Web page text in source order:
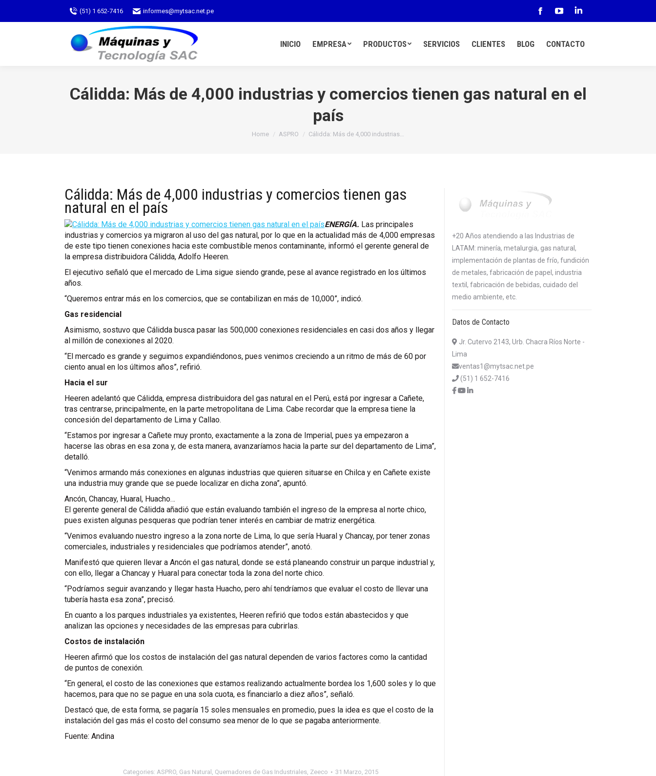
(51) 1 652-7416 informes@mytsac.net.pe
new
new
INICIO EMPRESA PRODUCTOS SERVICIOS CLIENTES BLOG CONTACTO
Cálidda: Más de 4,000 industrias y comercios tienen gas natural en el
país
You are here:
Home ASPRO Cálidda: Más de 4,000 industrias…
Cálidda: Más de 4,000 industrias y comercios tienen gas
natural en el país
ENERGÍA. Las principales
industrias y comercios ya migraron al uso del gas natural, por lo que en la actualidad más de 4,000 empresas
de este tipo tienen conexiones hacia este combustible menos contaminante, informó el gerente general de
la empresa distribuidora Cálidda, Adolfo Heeren.
El ejecutivo señaló que el mercado de Lima sigue siendo grande, pese al avance registrado en los últimos
años.
“Queremos entrar más en los comercios, que se contabilizan en más de 10,000”, indicó.
Gas residencial
Asimismo, sostuvo que Cálidda busca pasar las 500,000 conexiones residenciales en casi dos años y llegar
al millón de conexiones al 2020.
“El mercado es grande y seguimos expandiéndonos, pues venimos creciendo a un ritmo de más de 60 por
ciento anual en los últimos años”, refirió.
Hacia el sur
Heeren adelantó que Cálidda, empresa distribuidora del gas natural en el Perú, está por ingresar a Cañete,
tras centrarse, principalmente, en la parte metropolitana de Lima. Cabe recordar que la empresa tiene la
concesión del departamento de Lima y Callao.
“Estamos por ingresar a Cañete muy pronto, exactamente a la zona de Imperial, pues ya empezaron a
hacerse las obras en esa zona y, de esta manera, avanzaríamos hacia la parte sur del departamento de Lima”,
detalló.
“Venimos armando más conexiones en algunas industrias que quieren situarse en Chilca y en Cañete existe
una industria muy grande que se puede localizar en dicha zona”, apuntó.
Ancón, Chancay, Huaral, Huacho…
El gerente general de Cálidda añadió que están evaluando también el ingreso de la empresa al norte chico,
pues existen algunas pesqueras que podrían tener interés en cambiar de matriz energética.
“Venimos evaluando nuestro ingreso a la zona norte de Lima, lo que sería Huaral y Chancay, por tener zonas
comerciales, industriales y residenciales que podríamos atender”, anotó.
Manifestó que quieren llevar a Ancón el gas natural, donde se está planeando construir un parque industrial y,
con ello, llegar a Chancay y Huaral para conectar toda la zona del norte chico.
“Podríamos seguir avanzando y llegar hasta Huacho, pero ahí tendríamos que evaluar el costo de llevar una
tubería hasta esa zona”, precisó.
En cuanto a los parques industriales ya existentes, Heeren refirió que todos están abastecidos y que
analizan las opciones y necesidades de las empresas para cubrirlas.
Costos de instalación
Heeren afirmó que los costos de instalación del gas natural dependen de varios factores como la cantidad
de puntos de conexión.
“En general, el costo de las conexiones que estamos realizando actualmente bordea los 1,600 soles y lo que
hacemos, para que no se pague en una sola cuota, es financiarlo a diez años”, señaló.
Destacó que, de esta forma, se pagaría 15 soles mensuales en promedio, pues la idea es que el costo de la
instalación del gas más el costo del consumo sea menor de lo que se pagaba anteriormente.
Fuente: Andina
Categories: ASPRO, Gas Natural , Quemadores de Gas Industriales, Zeeco 31 Marzo, 2015
+20 Años atendiendo a las Industrias de
LATAM: minería, metalurgia, gas natural,
implementación de plantas de frío, fundición
de metales, fabricación de papel, industria
textil, fabricación de bebidas, cuidado del
medio ambiente, etc.
Datos de Contacto
Jr. Cutervo 2143, Urb. Chacra Ríos Norte -
Lima
ventas1@mytsac.net.pe
(51) 1 652-7416